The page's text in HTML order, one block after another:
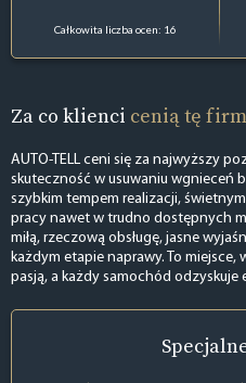
Całkowita liczba ocen: 16
Za co klienci cenią tę
AUTO-TELL ceni się za najwyższy
skuteczność w usuwaniu wgnieceń
szybkim tempem realizacji,
pracy nawet w trudno dostępnych
miłą, rzeczową obsługę, jasne
każdym etapie naprawy. To miejsce,
pasją, a każdy samochód